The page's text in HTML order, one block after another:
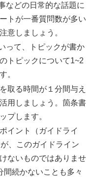
などの日常的な話題に
トが一番質問数が多い
意しましょう。
って、トピックが書か
トピックについて1~2
。
取る時間が１分間与え
用しましょう。箇条書
プします。
イント（ガイドライ
、このガイドライン
ないものではありませ
間続かないことも多々